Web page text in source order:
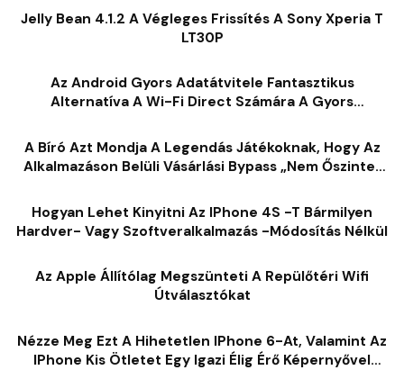
Jelly Bean 4.1.2 A Végleges Frissítés A Sony Xperia T
LT30P
Az Android Gyors Adatátvitele Fantasztikus
Alternatíva A Wi-Fi Direct Számára A Gyors
A Bíró Azt Mondja A Legendás Játékoknak, Hogy Az
Alkalmazáson Belüli Vásárlási Bypass „nem Őszinte”
Hogyan Lehet Kinyitni Az IPhone 4S -t Bármilyen
Hardver- Vagy Szoftveralkalmazás -módosítás Nélkül
Az Apple Állítólag Megszünteti A Repülőtéri Wifi
Útválasztókat
Nézze Meg Ezt A Hihetetlen IPhone 6-At, Valamint Az
IPhone Kis Ötletet Egy Igazi Élig Érő Képernyővel